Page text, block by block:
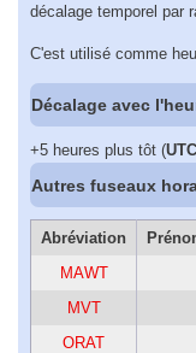
décalage temporel par
C'est utilisé comme
Décalage avec
+5 heures plus tôt (
Autres fuseaux
Abréviation
MAWT
MVT
ORAT